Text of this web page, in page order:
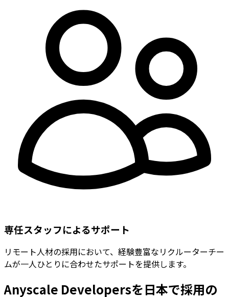
専任スタッフによるサポート
リモート人材の採用において、経験豊富なリクルーターチー
ムが一人ひとりに合わせたサポートを提供します。
Anyscale Developersを日本で採用の